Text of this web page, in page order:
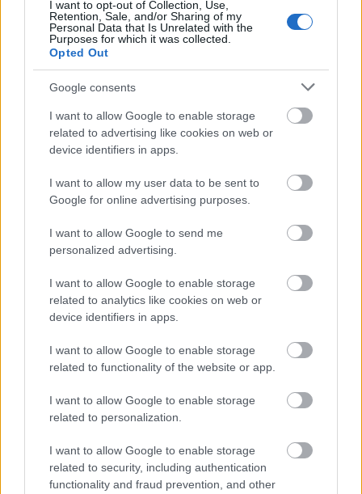
I want to opt-out of Collection, Use,
Retention, Sale, and/or Sharing of my
Personal Data that Is Unrelated with the
Purposes for which it was collected.
Opted Out
Google consents
I want to allow Google to enable storage
related to advertising like cookies on web or
device identifiers in apps.
I want to allow my user data to be sent to
Google for online advertising purposes.
I want to allow Google to send me
personalized advertising.
I want to allow Google to enable storage
related to analytics like cookies on web or
device identifiers in apps.
I want to allow Google to enable storage
related to functionality of the website or app.
I want to allow Google to enable storage
related to personalization.
I want to allow Google to enable storage
related to security, including authentication
functionality and fraud prevention, and other
AJÁNLJUK MÉG
Helyi hírek
csökken a riasztás
Látlelet a hazai víziközművekről? Egyetlen, fél
évszázados vezetéken múlt Bicske vízellátása